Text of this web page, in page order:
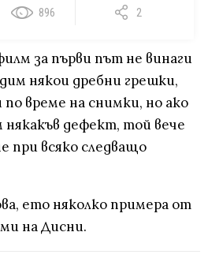
896 2
за първи път не винаги
някои дребни грешки,
време на снимки, но ако
някакъв дефект, той вече
при всяко следващо
ето няколко примера от
на Дисни.